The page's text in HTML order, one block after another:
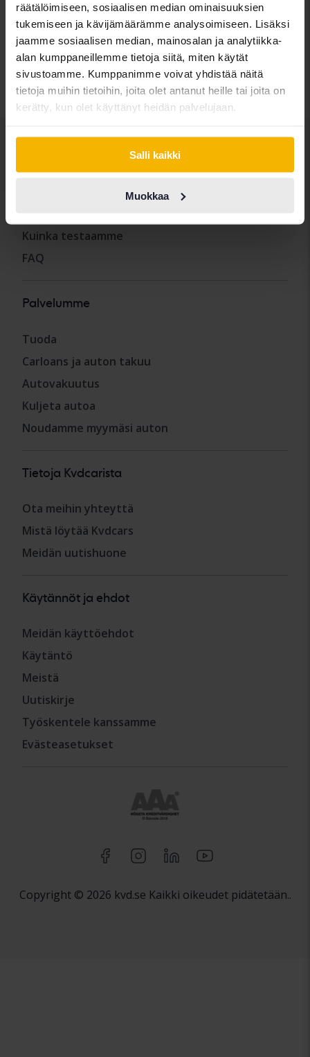
räätälöimiseen, sosiaalisen median ominaisuuksien
tukemiseen ja kävijämäärämme analysoimiseen. Lisäksi
jaamme sosiaalisen median, mainosalan ja analytiikka-
alan kumppaneillemme tietoja siitä, miten käytät
sivustoamme. Kumppanimme voivat yhdistää näitä
tietoja muihin tietoihin, joita olet antanut heille tai joita on
kerätty, kun olet käyttänyt heidän palvelujaan.
Salli kaikki
Muokkaa
Ferrari
Fiat
Ford
Honda
MINI
Mitsubishi
Nissan
Opel
Volkswagen
Volvo
Kuinka testaamme
FAQ
Palvelumme
Tuoda
Carloans ja auton takuu
Autovakuutus
Kuljeta autoa
Noudamme myymäsi auton
Tietoja Kvdcarista
Ota meihin yhteyttä
Mistä löytää Kvdcars
Meidän uutishuone
Käytännöt ja ehdot
Meidän käyttöehdot
Käytäntö
Meistä
Uutiskirje
Työskentele kanssamme
Evästeasetukset
Copyright © 2026 kvd.se Kaikki oikeudet pidätetään..